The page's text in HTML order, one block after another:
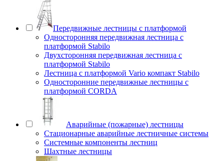
Передвижные лестницы с платформой
Односторонняя передвижная лестница с
платформой Stabilo
Двухсторонняя передвижная лестница с
платформой Stabilo
Лестница с платформой Vario компакт Stabilo
Односторонние передвижные лестницы с
платформой CORDA
Аварийные (пожарные) лестницы
Стационарные аварийные лестничные системы
Системные компоненты лестниц
Шахтные лестницы